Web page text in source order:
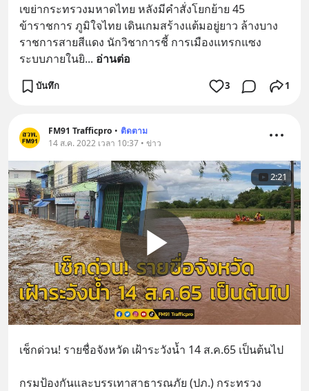
เขย่ากระทรวงมหาดไทย หลังมีคำสั่งโยกย้าย 45
ข้าราชการ ภูมิใจไทย เดินเกมสร้างแต้มอยู่ยาว ล้างบาง
ราชการสายสีแดง นักวิชาการชี้ การเมืองแทรกแซง
ระบบภายในยิ... อ่านต่อ
บันทึก 3 1
FM91 Trafficpro • ติดตาม
14 ส.ค. 2022 เวลา 10:37 • ข่าว
2:21
เช็กด่วน! รายชื่อจังหวัด เฝ้าระวังน้ำ 14 ส.ค.65 เป็นต้นไป
กรมป้องกันและบรรเทาสาธารณภัย (ปภ.) กระทรวง